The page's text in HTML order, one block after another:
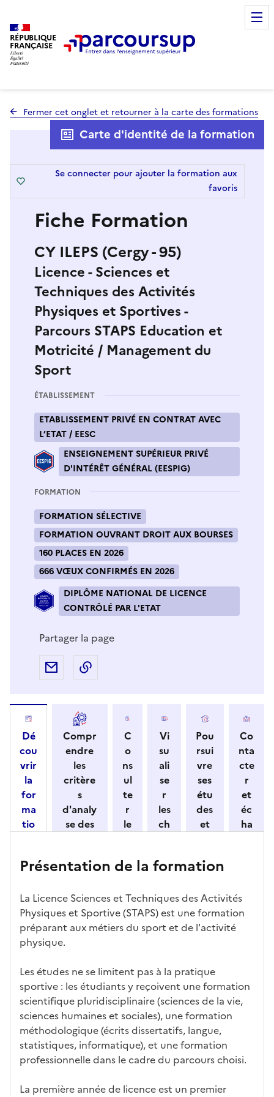
RÉPUBLIQUE
FRANÇAISE
Fermer cet onglet et retourner à la carte des formations
Fiche Formation
CY ILEPS (Cergy - 95)
Licence - Sciences et
Techniques des Activités
Physiques et Sportives -
Parcours STAPS Education et
Motricité / Management du
Sport
Carte d'identité de la formation
Se connecter pour ajouter la formation aux
favoris
ÉTABLISSEMENT
ETABLISSEMENT PRIVÉ EN CONTRAT AVEC
L’ETAT / EESC
ENSEIGNEMENT SUPÉRIEUR PRIVÉ
D'INTÉRÊT GÉNÉRAL (EESPIG)
FORMATION
FORMATION SÉLECTIVE
FORMATION OUVRANT DROIT AUX BOURSES
160 PLACES EN 2026
666 VŒUX CONFIRMÉS EN 2026
DIPLÔME NATIONAL DE LICENCE
CONTRÔLÉ PAR L'ETAT
Partager la page
Partager par e-mail
Dé
cou
vrir
la
for
ma
tio
ses
act
éris
tiq
ues
Compr
endre
les
critère
s
d'analy
se des
par
ssemen
t
C
o
ns
ul
te
r
le
o
ali
té
s
c
a
n
di
d
at
ur
Vi
su
ali
se
r
les
ch
s
ac
cè
s à
rm
ati
on
Pou
rsui
vre
ses
étu
des
et
re
dé
bo
uch
Co
nta
cte
r
et
éc
ha
l'ét
abl
Présentation de la formation
La Licence Sciences et Techniques des Activités
Physiques et Sportive (STAPS) est une formation
préparant aux métiers du sport et de l'activité
physique.
Les études ne se limitent pas à la pratique
sportive : les étudiants y reçoivent une formation
scientifique pluridisciplinaire (sciences de la vie,
sciences humaines et sociales), une formation
méthodologique (écrits dissertatifs, langue,
statistiques, informatique), et une formation
professionnelle dans le cadre du parcours choisi.
La première année de licence est un premier